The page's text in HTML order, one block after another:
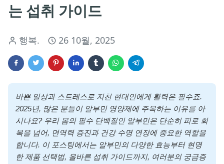
는 섭취 가이드
행복. 26 10월, 2025
바쁜 일상과 스트레스로 지친 현대인에게 활력은 필수죠.
2025년, 많은 분들이 알부민 영양제에 주목하는 이유를 아
시나요? 우리 몸의 필수 단백질인 알부민은 단순히 피로 회
복을 넘어, 면역력 증진과 건강 수명 연장에 중요한 역할을
합니다. 이 포스팅에서는 알부민의 다양한 효능부터 현명
한 제품 선택법, 올바른 섭취 가이드까지, 여러분의 궁금증